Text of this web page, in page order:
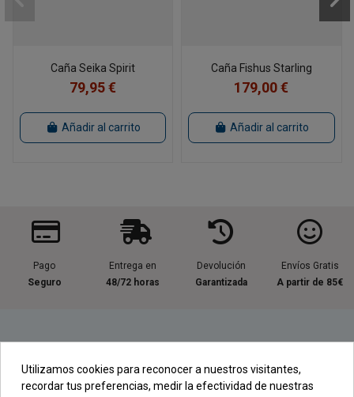
Caña Seika Spirit
79,95 €
Añadir al carrito
Caña Fishus Starling
179,00 €
Añadir al carrito
Pago
Seguro
Entrega en
48/72 horas
Devolución
Garantizada
Envíos Gratis
A partir de 85€
Utilizamos cookies para reconocer a nuestros visitantes,
recordar tus preferencias, medir la efectividad de nuestras